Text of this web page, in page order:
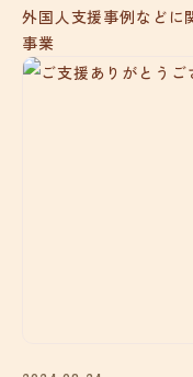
外国人支援事例などに
事業